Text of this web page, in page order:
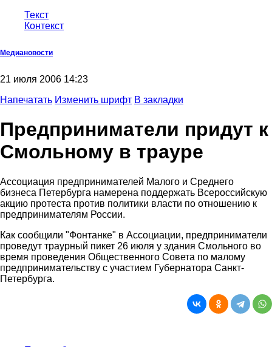
Текст
Контекст
Медиановости
21 июля 2006 14:23
Напечатать Изменить шрифт В закладки
Предприниматели придут к
Смольному в трауре
Ассоциация предпринимателей Малого и Среднего
бизнеса Петербурга намерена поддержать Всероссийскую
акцию протеста против политики власти по отношению к
предпринимателям России.
Как сообщили "Фонтанке" в Ассоциации, предприниматели
проведут траурный пикет 26 июля у здания Смольного во
время проведения Общественного Совета по малому
предпринимательству с участием Губернатора Санкт-
Петербурга.